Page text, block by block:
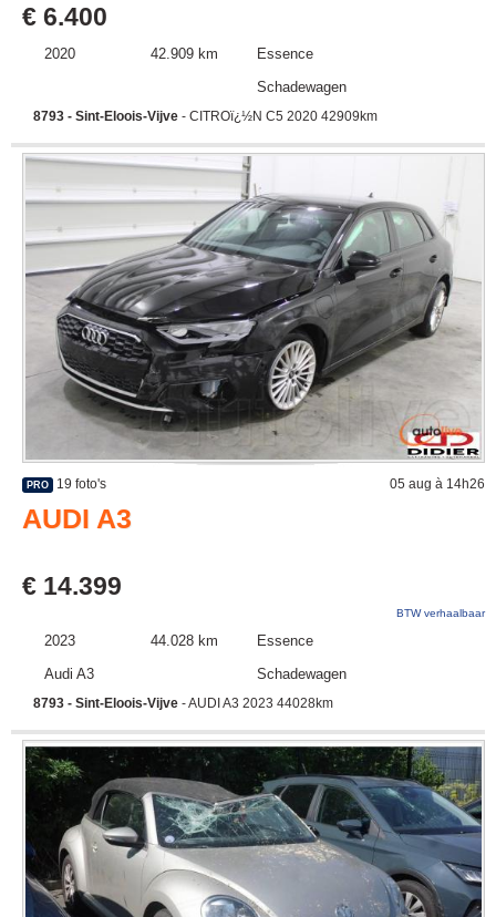
€ 6.400
2020 42.909 km
Essence
Schadewagen
8793 - Sint-Eloois-Vijve - CITROï¿½N C5 2020 42909km
PRO 19 foto's 05 aug à 14h26
AUDI A3
€ 14.399
BTW verhaalbaar
2023 44.028 km
Essence
Audi A3
Schadewagen
8793 - Sint-Eloois-Vijve - AUDI A3 2023 44028km